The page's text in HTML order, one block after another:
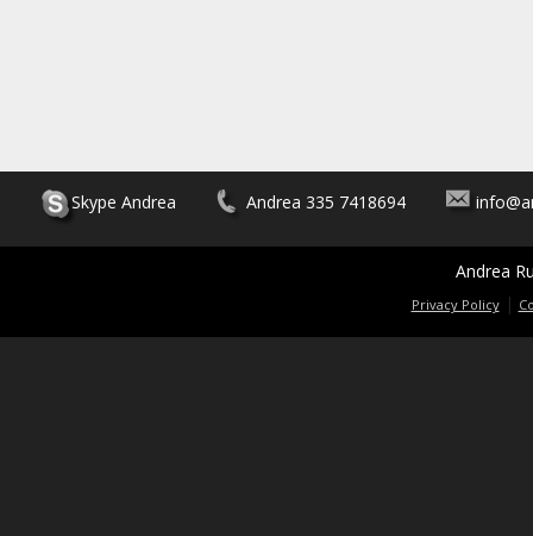
Skype Andrea Andrea 335 7418694
Andrea
Privacy Policy|